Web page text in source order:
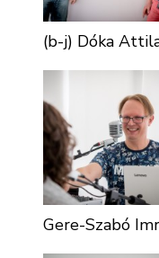
(b-j) Dóka
Gere-Szabó